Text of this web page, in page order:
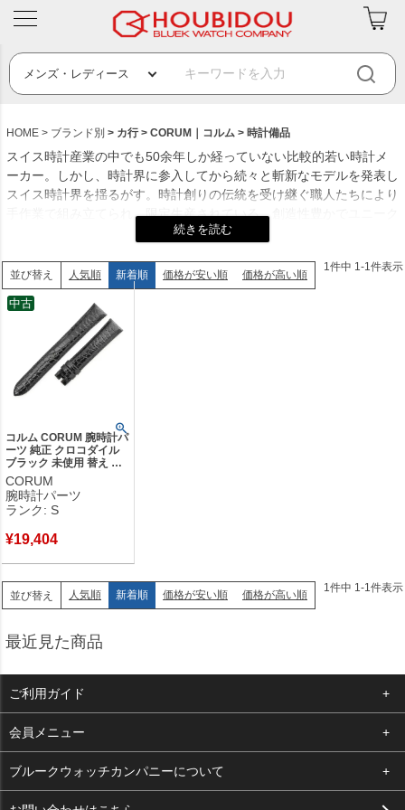
HOME ブランド別 カ行 CORUM｜コルム 時計備品
スイス時計産業の中でも50余年しか経っていない比較的若い時計メ
ーカー。しかし、時計界に参入してから続々と斬新なモデルを発表し
スイス時計界を揺るがす。時計創りの伝統を受け継ぐ職人たちにより
手作業で組み立てられ、限定生産されている。創造性豊かでユニーク
なデザイン、時計を細部にわたって引き立たせる装飾など、コルム社
「完全な時への鍵」（Key To Perfect Time ）に由来されている。
創業年：1956年
発祥地：スイスのラ・ショー＝ド＝フォン
創業者：ガストン・リース
並び替え 人気順 新着順 価格が安い順 価格が高い順
1件中 1-1件表示
コルム CORUM 腕時計パ
ーツ 純正 クロコダイル
ブラック 未使用 替え ス
トラップ クロコバンド
ベルト 18mm シャイニ
ー ブラック 黒 【中古】
未使用保管品
CORUM
腕時計パーツ
ランク: S
¥19,404
中古
並び替え 人気順 新着順 価格が安い順 価格が高い順
1 件中 1 -1 件表示
最近見た商品
ご利用ガイド
よくある質問
支払い・送料
会員メニュー
ログイン
ブルークウォッチカンパニーについて